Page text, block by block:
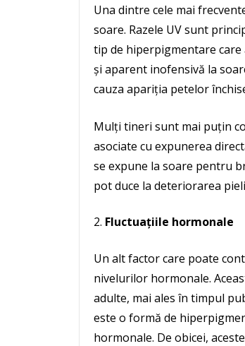
Una dintre cele mai
soare. Razele UV sunt
tip de hiperpigmentare care
și aparent inofensivă la
cauza apariția petelor
Mulți tineri sunt mai puțin
asociate cu expunerea
se expune la soare pentru
pot duce la deteriorarea
Fluctuațiile hormonale
Un alt factor care poate
nivelurilor hormonale.
adulte, mai ales în timpul
este o formă de
hormonale. De obicei,